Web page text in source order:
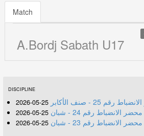
Match
A.Bordj Sabath U17
DISCIPLINE
رقم 25 - صنف الأكابر 25-05-2026
محضر الانضباط رقم 24 - شبان 25-05-2026
محضر الانضباط رقم 23 - شبان 25-05-2026